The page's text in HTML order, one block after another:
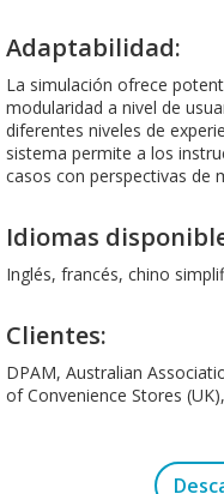
Adaptabilidad:
La simulación ofrece
modularidad a nivel de
diferentes niveles de
sistema permite a los
casos con perspectivas de
Idiomas
Inglés, francés, chino
Clientes:
DPAM, Australian
of Convenience Stores